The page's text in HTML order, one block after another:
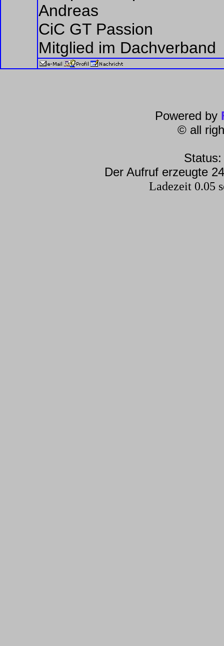
Andreas
CiC GT Passion
Mitglied im Dachverband
Powered by
© all
Der Aufruf erzeugte
Ladezeit 0.05